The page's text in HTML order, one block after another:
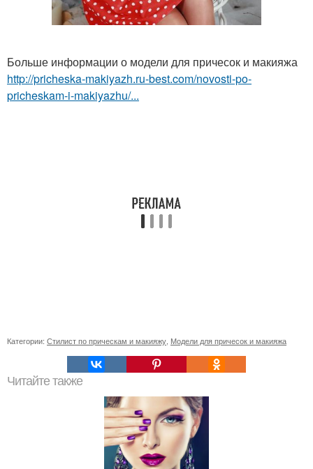
Больше информации о модели для причесок и макияжа
http://pricheska-makiyazh.ru-best.com/novosti-po-
pricheskam-i-makiyazhu/...
Категории: Стилист по прическам и макияжу, Модели для причесок и макияжа
Читайте также